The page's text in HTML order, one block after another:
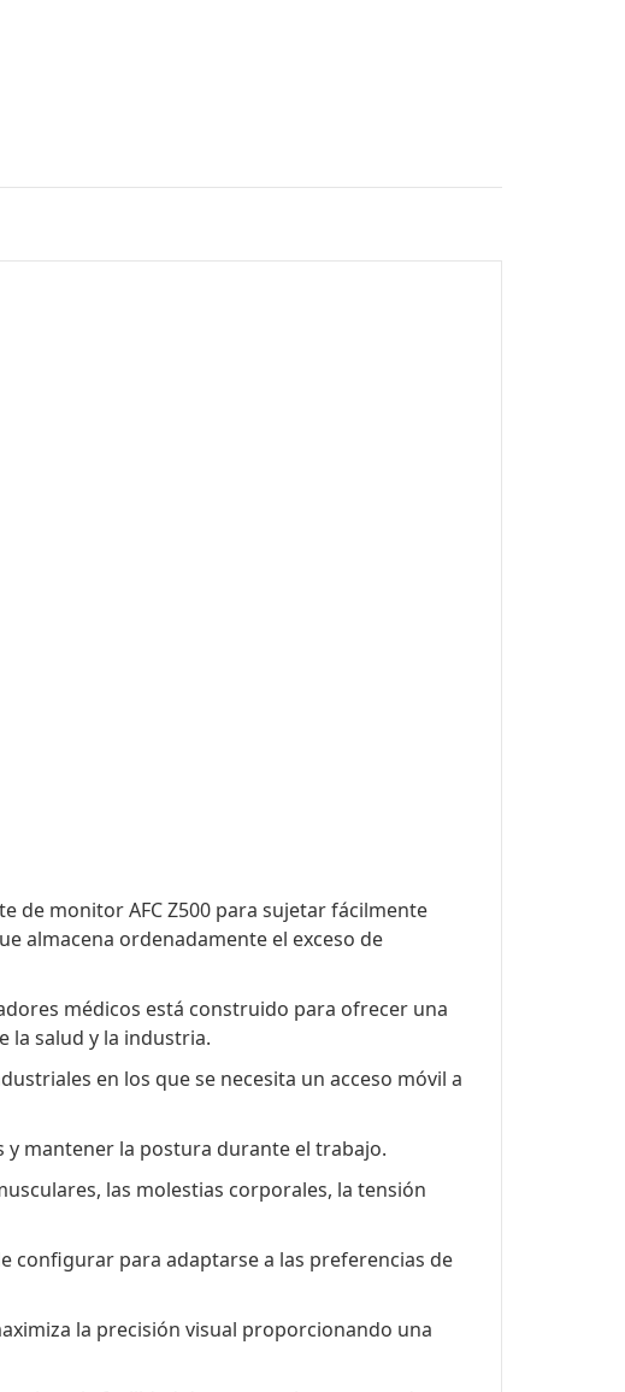
de monitor AFC Z500 para sujetar fácilmente
almacena ordenadamente el exceso de
médicos está construido para ofrecer una
la salud y la industria.
en los que se necesita un acceso móvil a
mantener la postura durante el trabajo.
las molestias corporales, la tensión
configurar para adaptarse a las preferencias de
la precisión visual proporcionando una